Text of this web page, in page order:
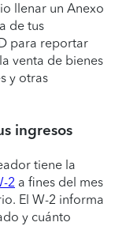
llenar un Anexo
de tus
para reportar
venta de bienes
y otras
ingresos
tiene la
2 a fines del mes
El W-2 informa
y cuánto